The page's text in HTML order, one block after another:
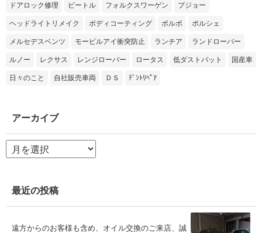
ドアロック修理 ビートル フォルクスワーゲン プジョー
ヘッドライトリメイク ボディコーティング ボルボ ポルシェ
メルセデスベンツ モービルアイ衝突防止 ランチア ランドローバー
ルノー レクサス レンジローバー ロータス 低ダストパット 国産車
日々のこと 自社販売車両 ＤＳ ﾃﾞﾝﾄﾘﾍﾟｱ
アーカイブ
ア
ー
ブ
最近の投稿
遠方からのお客様も含め、オイル交換のご来店、誠